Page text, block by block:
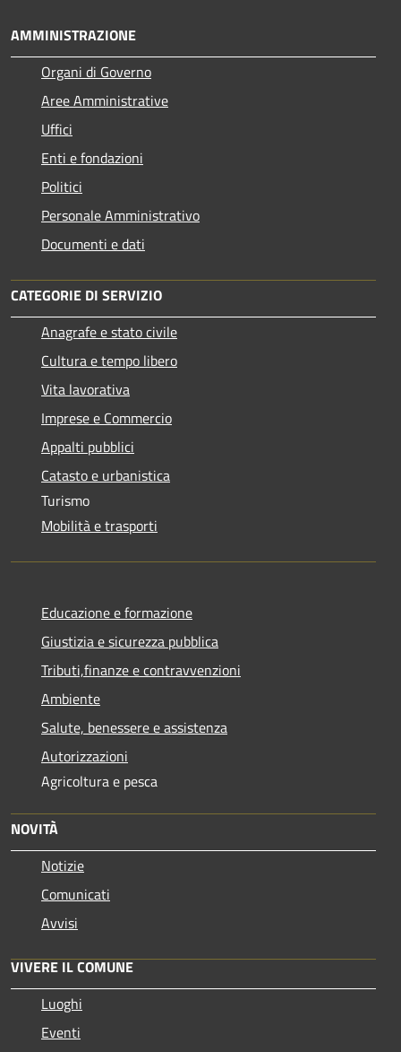
AMMINISTRAZIONE
Organi di Governo
Aree Amministrative
Uffici
Enti e fondazioni
Politici
Personale Amministrativo
Documenti e dati
CATEGORIE DI SERVIZIO
Anagrafe e stato civile
Cultura e tempo libero
Vita lavorativa
Imprese e Commercio
Appalti pubblici
Catasto e urbanistica
Turismo
Mobilità e trasporti
Educazione e formazione
Giustizia e sicurezza pubblica
Tributi,finanze e contravvenzioni
Ambiente
Salute, benessere e assistenza
Autorizzazioni
Agricoltura e pesca
NOVITÀ
Notizie
Comunicati
Avvisi
VIVERE IL COMUNE
Luoghi
Eventi